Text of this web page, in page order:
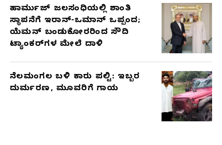
ಹಾರ್ಮುಜ್ ಜಲಸಂಧಿಯಲ್ಲಿ ಶಾಂತಿ
ಸ್ಥಾಪನೆಗೆ ಇರಾನ್-ಒಮಾನ್ ಒಪ್ಪಂದ;
ಯೆಮನ್ ಬಂಡುಕೋರರಿಂದ ಸೌದಿ
ಟ್ಯಾಂಕರ್‌ಗಳ ಮೇಲೆ ದಾಳಿ
ನೆಲಮಂಗಲ ಬಳಿ ಕಾರು ಪಲ್ಟಿ: ಇಬ್ಬರ
ದುರ್ಮರಣ, ಮೂವರಿಗೆ ಗಾಯ